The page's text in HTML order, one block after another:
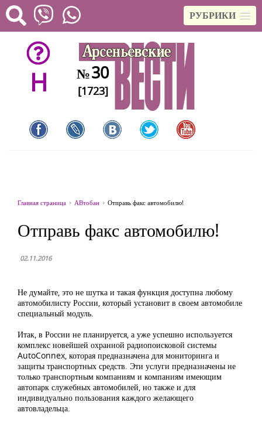
РУБРИКИ
H №30
[1723]
Главная страница АВтобан Отправь факс автомобилю!
Отправь факс автомобилю!
02.11.2016
Не думайте, это не шутка и такая функция доступна любому
автомобилисту России, который установит в своем автомобиле
специальный модуль.
Итак, в России не планируется, а уже успешно используется
комплекс новейшей охранной радиопоисковой системы
AutoConnex, которая предназначена для мониторинга и
защиты транспортных средств. Эти услуги предназначены не
только транспортным компаниям и компаниям имеющим
автопарк служебных автомобилей, но также и для
индивидуально пользования каждого желающего
автовладельца.